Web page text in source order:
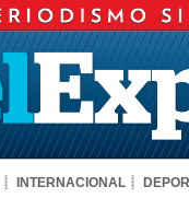
INTERNACIONAL